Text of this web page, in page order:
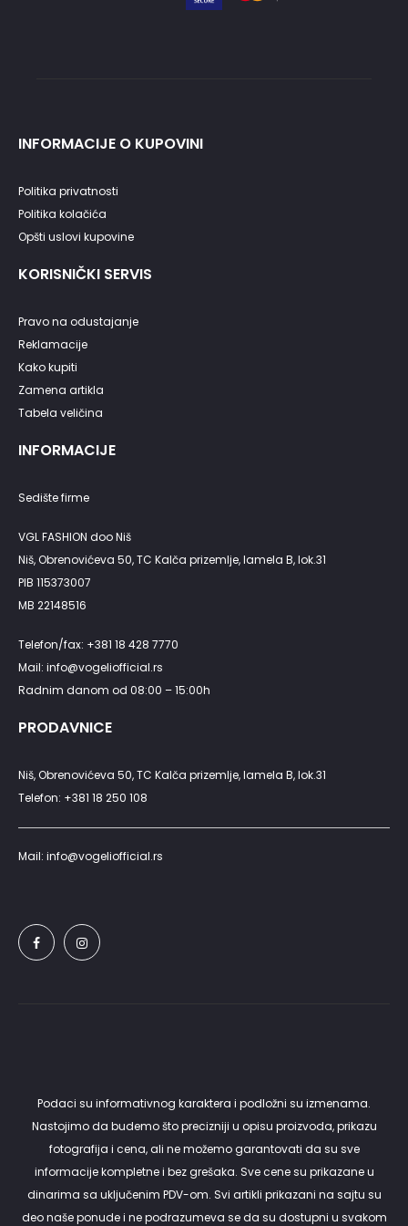
INFORMACIJE O KUPOVINI
Politika privatnosti
Politika kolačića
Opšti uslovi kupovine
KORISNIČKI SERVIS
Pravo na odustajanje
Reklamacije
Kako kupiti
Zamena artikla
Tabela veličina
INFORMACIJE
Sedište firme
VGL FASHION doo Niš
Niš, Obrenovićeva 50, TC Kalča prizemlje, lamela B, lok.31
PIB 115373007
MB 22148516
Telefon/fax: +381 18 428 7770
Mail: info@vogeliofficial.rs
Radnim danom od 08:00 – 15:00h
PRODAVNICE
Niš, Obrenovićeva 50, TC Kalča prizemlje, lamela B, lok.31
Telefon: +381 18 250 108
Mail: info@vogeliofficial.rs
Podaci su informativnog karaktera i podložni su izmenama.
Nastojimo da budemo što precizniji u opisu proizvoda, prikazu
fotografija i cena, ali ne možemo garantovati da su sve
informacije kompletne i bez grešaka. Sve cene su prikazane u
dinarima sa uključenim PDV-om. Svi artikli prikazani na sajtu su
deo naše ponude i ne podrazumeva se da su dostupni u svakom